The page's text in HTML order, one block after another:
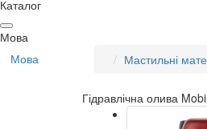
Каталог
Мова
Мова
Мастильні
Гідравлічна олива